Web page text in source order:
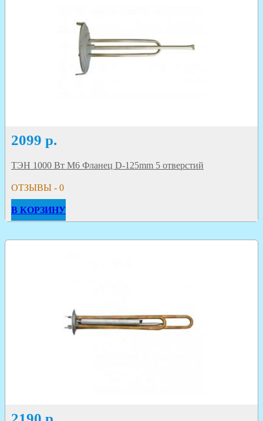
2099 р.
ТЭН 1000 Вт M6 Фланец D-125mm 5 отверстий
ОТЗЫВЫ - 0
В КОРЗИНУ